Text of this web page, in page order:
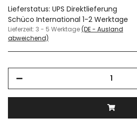
Lieferstatus: UPS Direktlieferung
Schüco International 1-2 Werktage
Lieferzeit: 3 - 5 Werktage(DE - Ausland
abweichend)